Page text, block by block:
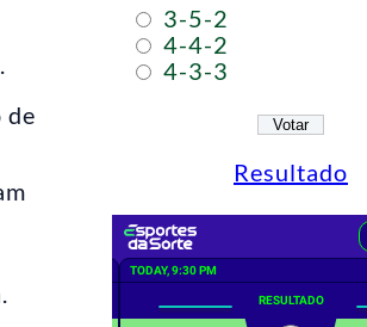
de
3-5-2
4-4-2
4-3-3
Resultado